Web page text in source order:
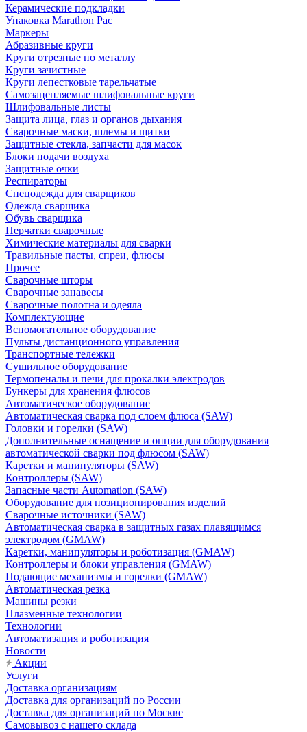
Керамические подкладки
Упаковка Marathon Pac
Маркеры
Абразивные круги
Круги отрезные по металлу
Круги зачистные
Круги лепестковые тарельчатые
Самозацепляемые шлифовальные круги
Шлифовальные листы
Защита лица, глаз и органов дыхания
Сварочные маски, шлемы и щитки
Защитные стекла, запчасти для масок
Блоки подачи воздуха
Защитные очки
Респираторы
Спецодежда для сварщиков
Одежда сварщика
Обувь сварщика
Перчатки сварочные
Химические материалы для сварки
Травильные пасты, спреи, флюсы
Прочее
Сварочные шторы
Сварочные занавесы
Сварочные полотна и одеяла
Комплектующие
Вспомогательное оборудование
Пульты дистанционного управления
Транспортные тележки
Сушильное оборудование
Термопеналы и печи для прокалки электродов
Бункеры для хранения флюсов
Автоматическое оборудование
Автоматическая сварка под слоем флюса (SAW)
Головки и горелки (SAW)
Дополнительные оснащение и опции для оборудования
автоматической сварки под флюсом (SAW)
Каретки и манипуляторы (SAW)
Контроллеры (SAW)
Запасные части Automation (SAW)
Оборудование для позиционирования изделий
Сварочные источники (SAW)
Автоматическая сварка в защитных газах плавящимся
электродом (GMAW)
Каретки, манипуляторы и роботизация (GMAW)
Контроллеры и блоки управления (GMAW)
Подающие механизмы и горелки (GMAW)
Автоматическая резка
Машины резки
Плазменные технологии
Технологии
Автоматизация и роботизация
Новости
Акции
Услуги
Доставка организациям
Доставка для организаций по России
Доставка для организаций по Москве
Самовывоз с нашего склада